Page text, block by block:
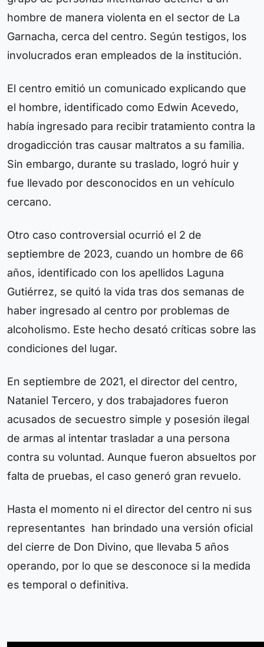
hombre de manera violenta en el sector de La
Garnacha, cerca del centro. Según testigos, los
involucrados eran empleados de la institución.
El centro emitió un comunicado explicando que
el hombre, identificado como Edwin Acevedo,
había ingresado para recibir tratamiento contra la
drogadicción tras causar maltratos a su familia.
Sin embargo, durante su traslado, logró huir y
fue llevado por desconocidos en un vehículo
cercano.
Otro caso controversial ocurrió el 2 de
septiembre de 2023, cuando un hombre de 66
años, identificado con los apellidos Laguna
Gutiérrez, se quitó la vida tras dos semanas de
haber ingresado al centro por problemas de
alcoholismo. Este hecho desató críticas sobre las
condiciones del lugar.
En septiembre de 2021, el director del centro,
Nataniel Tercero, y dos trabajadores fueron
acusados de secuestro simple y posesión ilegal
de armas al intentar trasladar a una persona
contra su voluntad. Aunque fueron absueltos por
falta de pruebas, el caso generó gran revuelo.
Hasta el momento ni el director del centro ni sus
representantes han brindado una versión oficial
del cierre de Don Divino, que llevaba 5 años
operando, por lo que se desconoce si la medida
es temporal o definitiva.